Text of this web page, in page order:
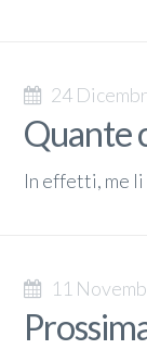
24
Quante
In effetti, me
11